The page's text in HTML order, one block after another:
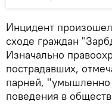
Инцидент
сходе граждан
Изначально
пострадавших,
парней, "умышленно
поведения в